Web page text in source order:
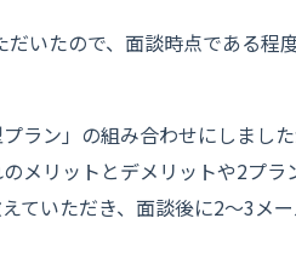
いたので、 面談時点である程
ラン」 の組み合わせにしました
メリットとデメリ ットや2プラ
ていただき、 面談後に2～3メ